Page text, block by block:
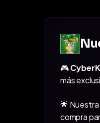
🎮
más
🌟 Nuestra
compra